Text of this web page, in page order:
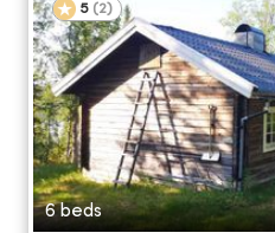
5 (2)
6 beds